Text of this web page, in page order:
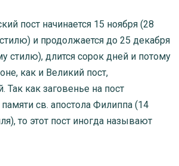
начинается 15 ноября (28
и продолжается до 25 декабря
стилю), длится сорок дней и потому
как и Великий пост,
Так как заговенье на пост
св. апостола Филиппа (14
то этот пост иногда называют